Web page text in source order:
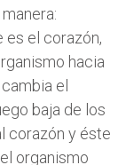
es el corazón,
hacia
el
baja de los
corazón y éste
organismo